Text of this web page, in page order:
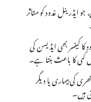
ایڈرینل غدود کو متاثر
کینسر بھی ایڈیسن کی
کمی کا باعث بنتا ہے۔
کی بیماری یا دیگر
ہیں۔